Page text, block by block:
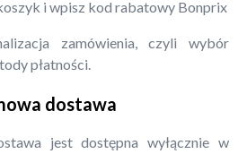
i wpisz kod rabatowy Bonprix
zamówienia, czyli wybór
płatności.
dostawa
jest dostępna wyłącznie w